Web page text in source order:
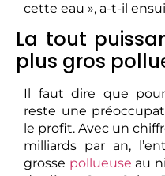
cette eau », a-t-il
La tout
plus gros
Il faut dire que pour
reste une
le profit. Avec un
milliards par an,
grosse pollueuse au